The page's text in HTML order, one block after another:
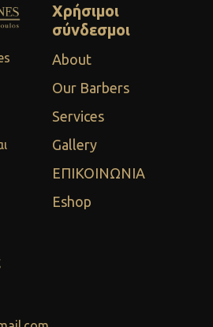
Χρήσιμοι
σύνδεσμοι
About
Our Barbers
Services
Gallery
ΕΠΙΚΟΙΝΩΝΙΑ
Eshop